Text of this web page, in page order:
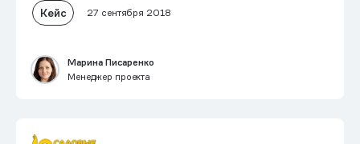
Кейс 27 сентября 2018
Марина Писаренко
Менеджер проекта